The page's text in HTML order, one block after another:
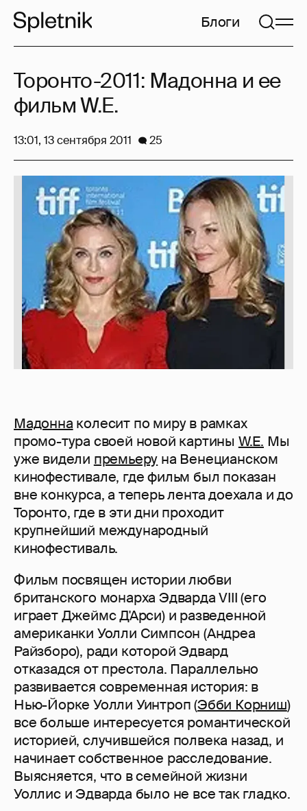
Блоги
Мадонна колесит по миру в рамках
промо-тура своей новой картины W.E. Мы
уже видели премьеру на Венецианском
кинофестивале, где фильм был показан
вне конкурса, а теперь лента доехала и до
Торонто, где в эти дни проходит
крупнейший международный
кинофестиваль.
Фильм посвящен истории любви
британского монарха Эдварда VIII (его
играет Джеймс Д'Арси) и разведенной
американки Уолли Симпсон (Андреа
Райзборо), ради которой Эдвард
отказадся от престола. Параллельно
развивается современная история: в
Нью-Йорке Уолли Уинтроп (Эбби Корниш)
все больше интересуется романтической
историей, случившейся полвека назад, и
начинает собственное расследование.
Выясняется, что в семейной жизни
Уоллис и Эдварда было не все так гладко.
Торонто-2011: Мадонна и ее
фильм W.E.
13:01, 13 сентября 2011 25